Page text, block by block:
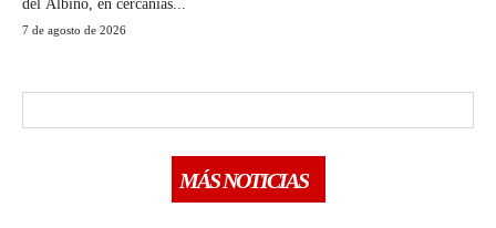
del Albino, en cercanías...
7 de agosto de 2026
MÁS NOTICIAS